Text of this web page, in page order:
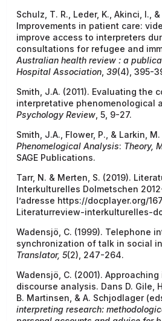
Schulz, T. R., Leder, K., Akinci, I.,
Improvements in patient care:
improve access to interpreters
consultations for refugee and
Australian health review : a
Hospital Association 39(4), 395-
Smith, J.A. (2011). Evaluating the
interpretative phenomenological
Psychology Review , 5, 9-27.
Smith, J.A., Flower, P., & Larkin,
Phenomelogical Analysis: Theory,
SAGE Publications.
Tarr, N. & Merten, S. (2019).
Interkulturelles Dolmetschen
l’adresse https://docplayer.org/
Literaturreview-interkulturelles-
Wadensjö, C. (1999). Telephone
synchronization of talk in social
Translator, 5(2), 247-264.
Wadensjö, C. (2001).
discourse analysis. Dans D. Gile,
B. Martinsen, & A. Schjodlager
interpreting research: